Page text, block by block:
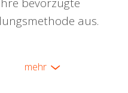
aus.
mehr